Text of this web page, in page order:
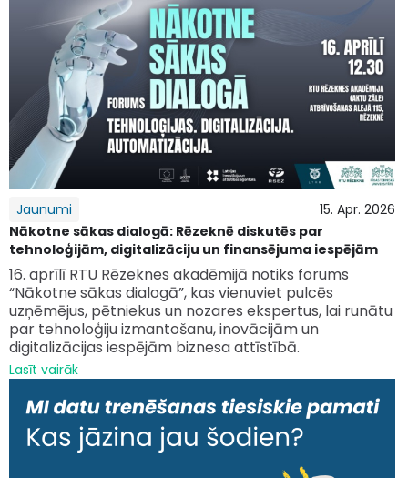
Jaunumi
15. Apr. 2026
Nākotne sākas dialogā: Rēzeknē diskutēs par
tehnoloģijām, digitalizāciju un finansējuma iespējām
16. aprīlī RTU Rēzeknes akadēmijā notiks forums
“Nākotne sākas dialogā”, kas vienuviet pulcēs
uzņēmējus, pētniekus un nozares ekspertus, lai runātu
par tehnoloģiju izmantošanu, inovācijām un
digitalizācijas iespējām biznesa attīstībā.
Lasīt vairāk